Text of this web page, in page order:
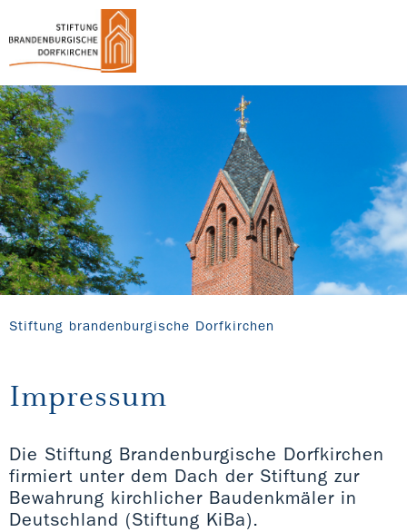
Stiftung brandenburgische Dorfkirchen
Impressum
Die Stiftung Brandenburgische Dorfkirchen
firmiert unter dem Dach der Stiftung zur
Bewahrung kirchlicher Baudenkmäler in
Deutschland (Stiftung KiBa).